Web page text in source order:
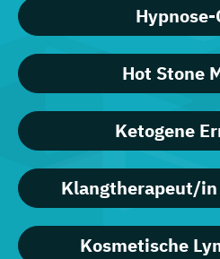
Hypnose-
Hot Stone
Ketogene
Klangtherapeut/
Kosmetische